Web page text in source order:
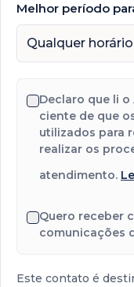
Melhor período
Qualquer horário
Declaro que li
ciente de que
utilizados para
realizar os
atendimento.
Quero receber
comunicações
Este contato é